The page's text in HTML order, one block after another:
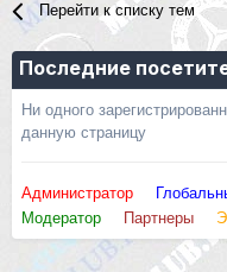
Перейти к списку тем
Последние
Ни одного
данную страницу
Администратор
Модератор
Партнеры